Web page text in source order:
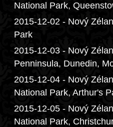
National Park,
2015-12-02 - Nový
Park
2015-12-03 - Nový
Penninsula, Dunedin,
2015-12-04 - Nový
National Park, Arthur's
2015-12-05 - Nový
National Park,